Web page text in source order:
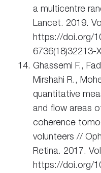
a multicentre
Lancet. 2019.
https://doi.org/
6736(18)32213-X
Ghassemi F.,
Mirshahi R.,
quantitative
and flow areas
coherence
volunteers //
Retina. 2017.
https://doi.org/